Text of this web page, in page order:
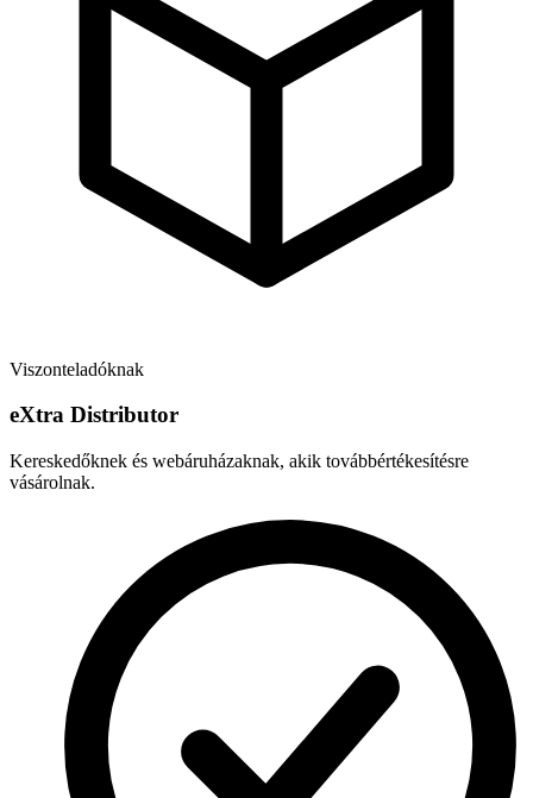
Viszonteladóknak
eXtra Distributor
Kereskedőknek és webáruházaknak, akik továbbértékesítésre
vásárolnak.